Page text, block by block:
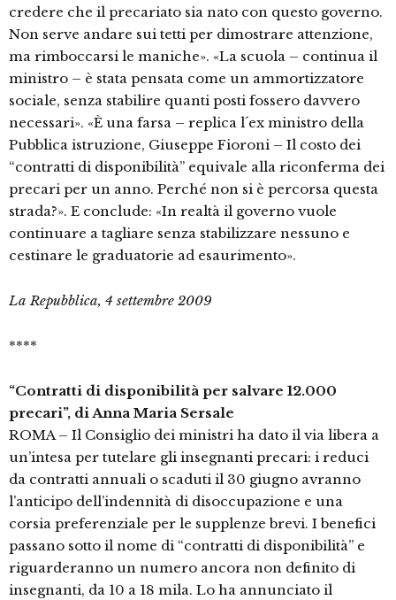
credere che il precariato sia nato con questo governo.
Non serve andare sui tetti per dimostrare attenzione,
ma rimboccarsi le maniche». «La scuola – continua il
ministro – è stata pensata come un ammortizzatore
sociale, senza stabilire quanti posti fossero davvero
necessari». «È una farsa – replica l´ex ministro della
Pubblica istruzione, Giuseppe Fioroni – Il costo dei
“contratti di disponibilità” equivale alla riconferma dei
precari per un anno. Perché non si è percorsa questa
strada?». E conclude: «In realtà il governo vuole
continuare a tagliare senza stabilizzare nessuno e
cestinare le graduatorie ad esaurimento».
La Repubblica, 4 settembre 2009
****
“Contratti di disponibilità per salvare 12.000
precari”, di Anna Maria Sersale
ROMA – Il Consiglio dei ministri ha dato il via libera a
un’intesa per tutelare gli insegnanti precari: i reduci
da contratti annuali o scaduti il 30 giugno avranno
l’anticipo dell’indennità di disoccupazione e una
corsia preferenziale per le supplenze brevi. I benefici
passano sotto il nome di “contratti di disponibilità” e
riguarderanno un numero ancora non definito di
insegnanti, da 10 a 18 mila. Lo ha annunciato il